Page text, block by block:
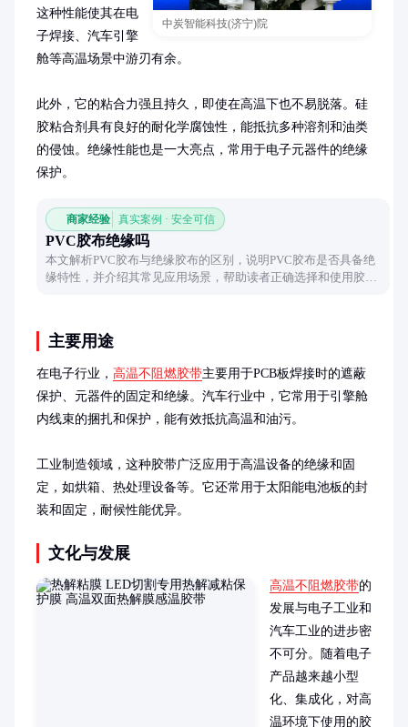
中炭智能科技(济宁)院
这种性能使其在电
子焊接、汽车引擎
舱等高温场景中游刃有余。
此外，它的粘合力强且持久，即使在高温下也不易脱落。硅
胶粘合剂具有良好的耐化学腐蚀性，能抵抗多种溶剂和油类
的侵蚀。绝缘性能也是一大亮点，常用于电子元器件的绝缘
保护。
商家经验 真实案例 · 安全可信
PVC胶布绝缘吗
本文解析PVC胶布与绝缘胶布的区别，说明PVC胶布是否具备绝
缘特性，并介绍其常见应用场景，帮助读者正确选择和使用胶
主要用途
在电子行业， 高温不阻燃胶带主要用于PCB板焊接时的遮蔽
保护、元器件的固定和绝缘。汽车行业中，它常用于引擎舱
内线束的捆扎和保护，能有效抵抗高温和油污。
工业制造领域，这种胶带广泛应用于高温设备的绝缘和固
定，如烘箱、热处理设备等。它还常用于太阳能电池板的封
装和固定，耐候性能优异。
文化与发展
高温不阻燃胶带的
发展与电子工业和
汽车工业的进步密
不可分。随着电子
产品越来越小型
化、集成化，对高
温环境下使用的胶